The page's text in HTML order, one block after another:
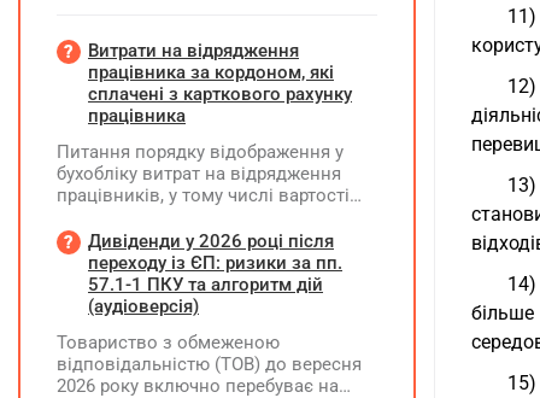
11)
15)
Витрати на відрядження
працівника за кордоном, які
сплачені з карткового рахунку
працівника
Питання порядку відображення у
бухобліку витрат на відрядження
працівників, у тому числі вартості
карткового рахунку працівника та
підтвердження таких операцій
первинними документами, належать
до компетенції Мінфіну
Дивіденди у 2026 році після
переходу із ЄП: ризики за пп.
57.1-1 ПКУ та алгоритм дій
(аудіоверсія)
Товариство з обмеженою
відповідальністю (ТОВ) до вересня
2026 року включно перебуває на